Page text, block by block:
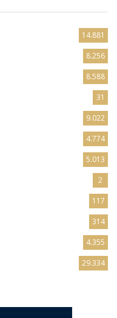
14.881
8.256
8.588
31
9.022
4.774
5.013
2
117
314
4.355
29.334